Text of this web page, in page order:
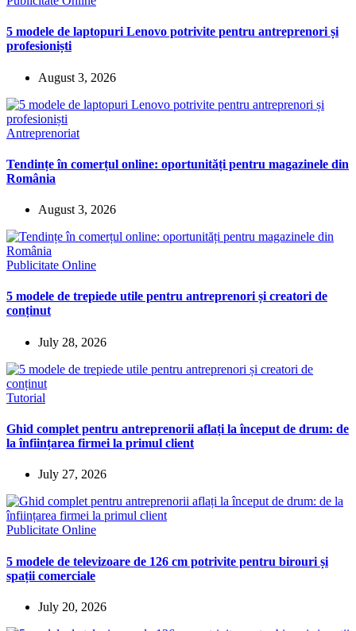
5 modele de laptopuri Lenovo potrivite pentru antreprenori și
profesioniști
August 3, 2026
Antreprenoriat
Tendințe în comerțul online: oportunități pentru magazinele din
România
August 3, 2026
Publicitate Online
5 modele de trepiede utile pentru antreprenori și creatori de
conținut
July 28, 2026
Tutorial
Ghid complet pentru antreprenorii aflați la început de drum: de
la înființarea firmei la primul client
July 27, 2026
Publicitate Online
5 modele de televizoare de 126 cm potrivite pentru birouri și
spații comerciale
July 20, 2026